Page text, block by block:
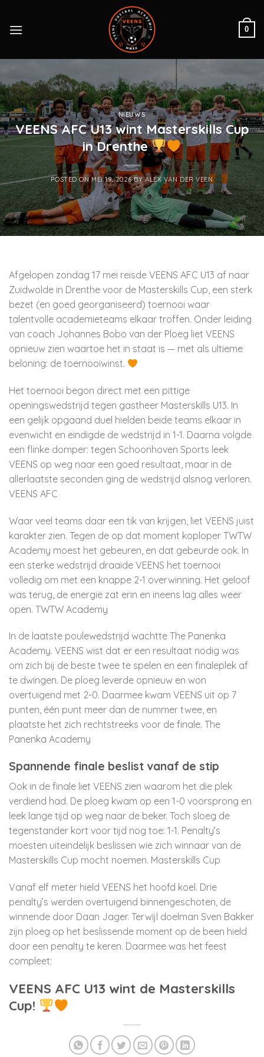
content
0
NIEUWS
VEENS AFC U13 wint Masterskills Cup
in Drenthe
POSTED ONMEI 19, 2026BYALEX VAN DER VEEN
Afgelopen zondag 17 mei reisde VEENS AFC U13 af naar
Zuidwolde in Drenthe voor de Masterskills Cup, een sterk
bezet (en goed georganiseerd) toernooi waar
talentvolle academieteams elkaar troffen. Onder leiding
van coach Johannes Bobo van der Ploeg liet VEENS
opnieuw zien waartoe het in staat is — met als ultieme
beloning: de toernooiwinst.
Het toernooi begon direct met een pittige
openingswedstrijd tegen gastheer Masterskills U13. In
een gelijk opgaand duel hielden beide teams elkaar in
evenwicht en eindigde de wedstrijd in 1-1. Daarna volgde
een flinke domper: tegen Schoonhoven Sports leek
VEENS op weg naar een goed resultaat, maar in de
allerlaatste seconden ging de wedstrijd alsnog verloren.
VEENS AFC
Waar veel teams daar een tik van krijgen, liet VEENS juist
karakter zien. Tegen de op dat moment koploper TWTW
Academy moest het gebeuren, en dat gebeurde ook. In
een sterke wedstrijd draaide VEENS het toernooi
volledig om met een knappe 2-1 overwinning. Het geloof
was terug, de energie zat erin en ineens lag alles weer
open. TWTW Academy
In de laatste poulewedstrijd wachtte The Panenka
Academy. VEENS wist dat er een resultaat nodig was
om zich bij de beste twee te spelen en een finaleplek af
te dwingen. De ploeg leverde opnieuw en won
overtuigend met 2-0. Daarmee kwam VEENS uit op 7
punten, één punt meer dan de nummer twee, en
plaatste het zich rechtstreeks voor de finale. The
Panenka Academy
Spannende finale beslist vanaf de stip
Ook in de finale liet VEENS zien waarom het die plek
verdiend had. De ploeg kwam op een 1-0 voorsprong en
leek lange tijd op weg naar de beker. Toch sloeg de
tegenstander kort voor tijd nog toe: 1-1. Penalty’s
moesten uiteindelijk beslissen wie zich winnaar van de
Masterskills Cup mocht noemen. Masterskills Cup
Vanaf elf meter hield VEENS het hoofd koel. Drie
penalty’s werden overtuigend binnengeschoten, de
winnende door Daan Jager. Terwijl doelman Sven Bakker
zijn ploeg op het beslissende moment op de been hield
door een penalty te keren. Daarmee was het feest
compleet:
VEENS AFC U13 wint de Masterskills
Cup!